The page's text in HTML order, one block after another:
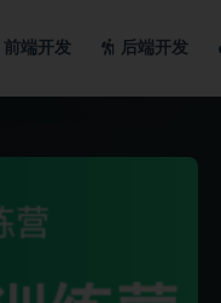
前端开发 后端开发